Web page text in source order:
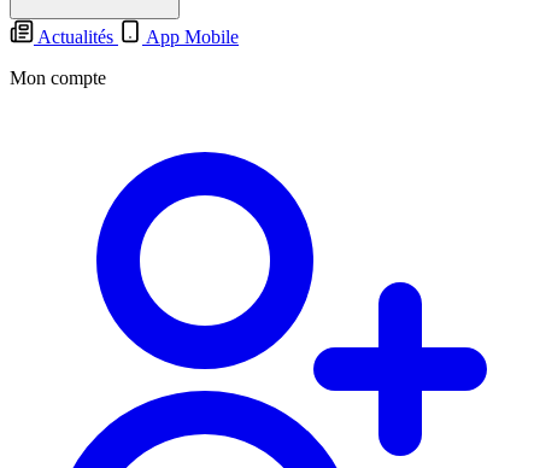
Actualités
App Mobile
Mon compte